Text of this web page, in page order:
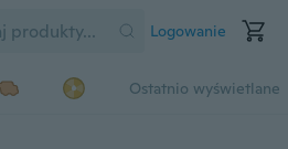
Logowanie
Ostatnio wyświetlane